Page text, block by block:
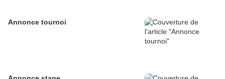
Annonce tournoi